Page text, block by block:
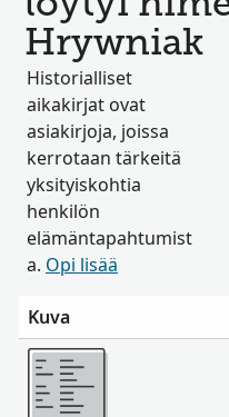
Hrywniak
Historialliset
aikakirjat ovat
asiakirjoja, joissa
kerrotaan tärkeitä
yksityiskohtia
henkilön
elämäntapahtumist
a. Opi lisää
Kuva
Enemmän